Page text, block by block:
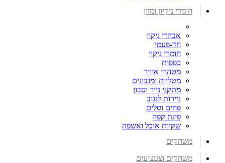
חומרי ניקיון ומזון
אביזרי ניקוי
חד-פעמי
חומרי ניקוי
כפפות
מטהרי אוויר
מטליות ומגבונים
מתקני נייר וסבון
ניירות לנגוב
פחים וסלים
פינת קפה
שקיות אוכל ואשפה
משחקים
משחקים וצעצועים